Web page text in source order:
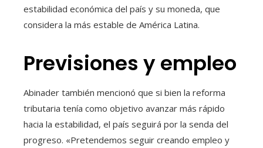
estabilidad económica del país y su moneda, que
considera la más estable de América Latina.
Previsiones y empleo
Abinader también mencionó que si bien la reforma
tributaria tenía como objetivo avanzar más rápido
hacia la estabilidad, el país seguirá por la senda del
progreso. «Pretendemos seguir creando empleo y